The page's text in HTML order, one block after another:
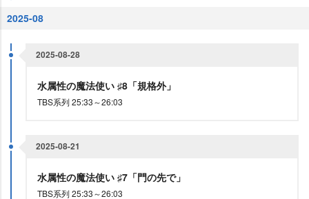
2025-08
2025-08-28
水属性の魔法使い ♯8「規格外」
TBS系列 25:33～26:03
2025-08-21
水属性の魔法使い ♯7「門の先で」
TBS系列 25:33～26:03